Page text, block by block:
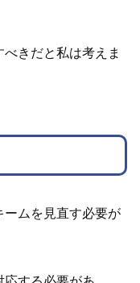
べきだと私は考えま
ームを見直す必要が